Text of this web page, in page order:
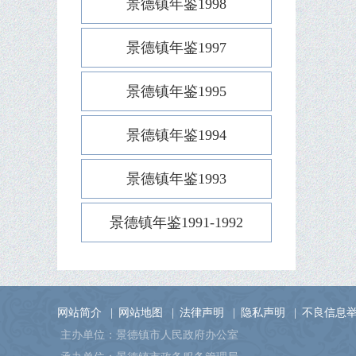
景德镇年鉴1998
景德镇年鉴1997
景德镇年鉴1995
景德镇年鉴1994
景德镇年鉴1993
景德镇年鉴1991-1992
网站简介 网站地图 法律声明 隐私声明
不良信息
主办单位：景德镇市人民政府办公室